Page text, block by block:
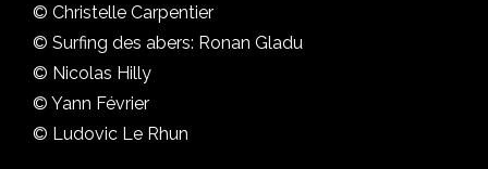
© Christelle Carpentier
© Surfing des abers: Ronan Gladu
© Nicolas Hilly
© Yann Février
© Ludovic Le Rhun